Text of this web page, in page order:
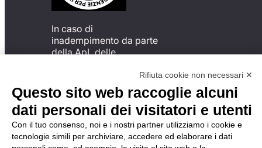
In caso di
inadempimento da parte
della ApL delle
del Codice di Condotta, è
possibile presentare un
reclamo
all’Organismo di
Monitoraggio utilizzando
una delle modalità
descritte al seguente
Rifiuta cookie non necessari ✕
Questo sito web raccoglie alcuni
dati personali dei visitatori e utenti
Con il tuo consenso, noi e i nostri partner utilizziamo i cookie e
tecnologie simili per archiviare, accedere ed elaborare i dati